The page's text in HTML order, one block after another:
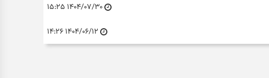
۱۴۰۴/۰۷/۳۰ ۱۵:۲۵
۱۴۰۴/۰۶/۱۲ ۱۴:۲۶